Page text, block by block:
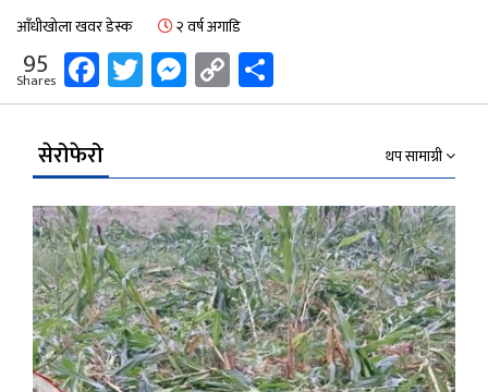
आँधीखोला खवर डेस्क २ वर्ष अगाडि
95
Shares Facebook
Twitter
Messenger
Copy
Link
सेरोफेरो थप सामाग्री